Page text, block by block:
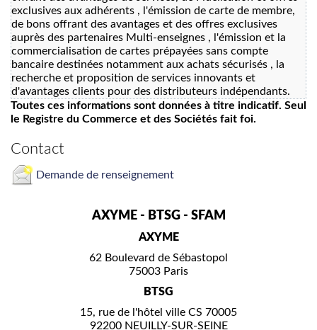
exclusives aux adhérents , l'émission de carte de membre,
de bons offrant des avantages et des offres exclusives
auprès des partenaires Multi-enseignes , l'émission et la
commercialisation de cartes prépayées sans compte
bancaire destinées notamment aux achats sécurisés , la
recherche et proposition de services innovants et
d'avantages clients pour des distributeurs indépendants.
Toutes ces informations sont données à titre indicatif. Seul
le Registre du Commerce et des Sociétés fait foi.
Contact
Demande de renseignement
AXYME - BTSG - SFAM
AXYME
62 Boulevard de Sébastopol
75003 Paris
BTSG
15, rue de l'hôtel ville CS 70005
92200 NEUILLY-SUR-SEINE